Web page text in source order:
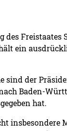
des
ein
sind der
Baden-
hat.